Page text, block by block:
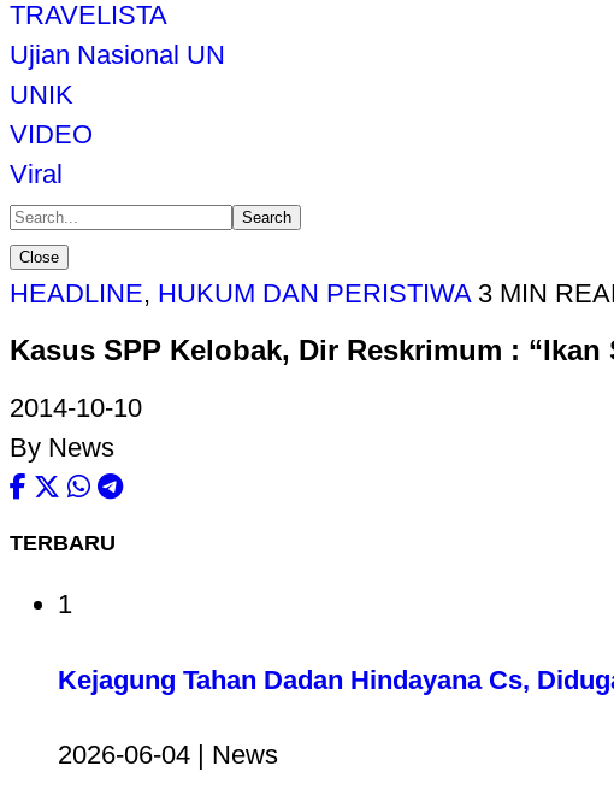
TRAVELISTA
Ujian Nasional UN
UNIK
VIDEO
Viral
Search
Close
HEADLINE, HUKUM DAN PERISTIWA 3 MIN
Kasus SPP Kelobak, Dir Reskrimum : “Ikan
2014-10-10
By News
TERBARU
1
Kejagung Tahan Dadan Hindayana Cs,
2026-06-04 | News